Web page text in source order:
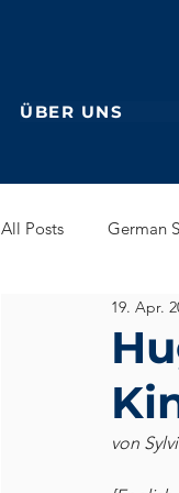
ÜBER UNS
All Posts German
Grundschule
19. Apr.
von